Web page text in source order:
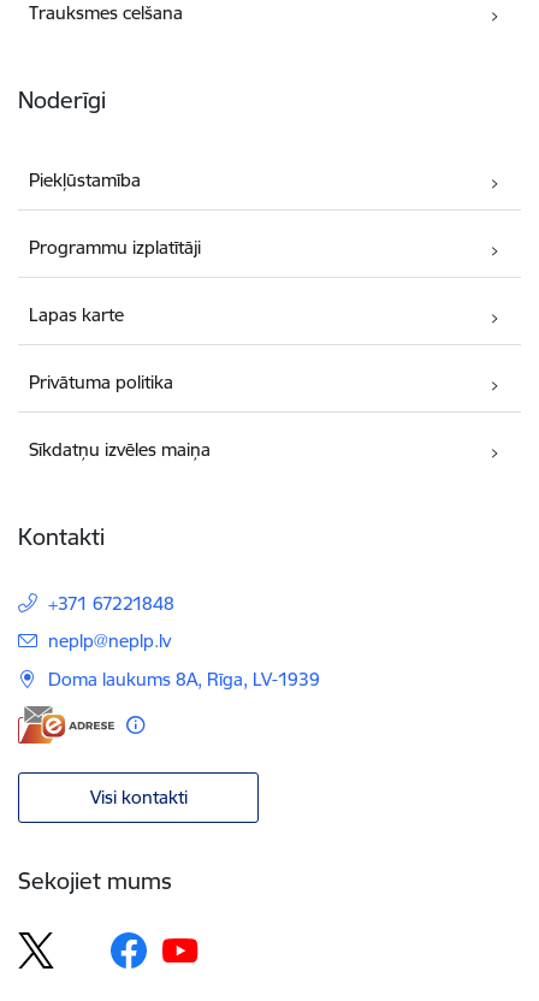
Trauksmes celšana
Noderīgi
Piekļūstamība
Programmu izplatītāji
Lapas karte
Privātuma politika
Sīkdatņu izvēles maiņa
Kontakti
+371 67221848
E-pasts:
neplp@neplp.lv
Doma laukums 8A, Rīga, LV-1939
Visi kontakti
Sekojiet mums